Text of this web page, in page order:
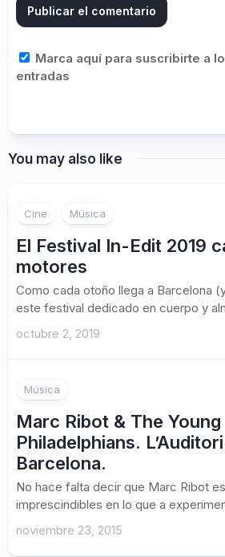
Marca aquí para suscribirte a
entradas
You may also like
Cine Música
El Festival In-Edit 2019
motores
Como cada otoño llega a Barcelona
este festival dedicado en cuerpo y
octubre 2, 2019
Música
Marc Ribot & The Young
Philadelphians.
Barcelona.
No hace falta decir que Marc Ribot
imprescindibles en lo que a
noviembre 23, 2015